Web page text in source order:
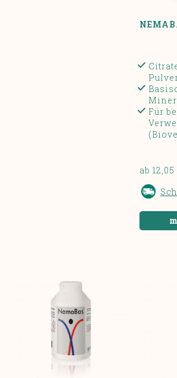
Für
ab 12,05